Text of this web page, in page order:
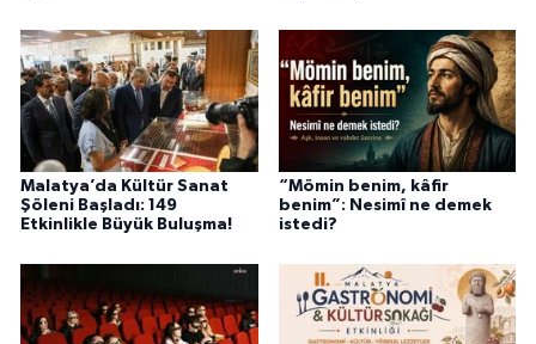
Malatya’da Kültür Sanat
Şöleni Başladı: 149
Etkinlikle Büyük Buluşma!
“Mömin benim, kâfir
benim”: Nesimî ne demek
istedi?